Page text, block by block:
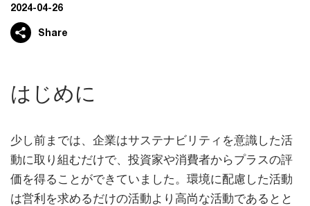
2024-04-26
Share
はじめに
少し前までは、企業はサステナビリティを意識した活
動に取り組むだけで、投資家や消費者からプラスの評
価を得ることができていました。環境に配慮した活動
は営利を求めるだけの活動より高尚な活動であるとと